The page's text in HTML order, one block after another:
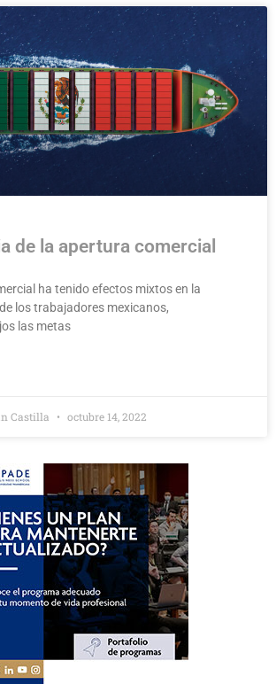
de la apertura comercial
ha tenido efectos mixtos en la
los trabajadores mexicanos,
las metas
Castilla octubre 14, 2022